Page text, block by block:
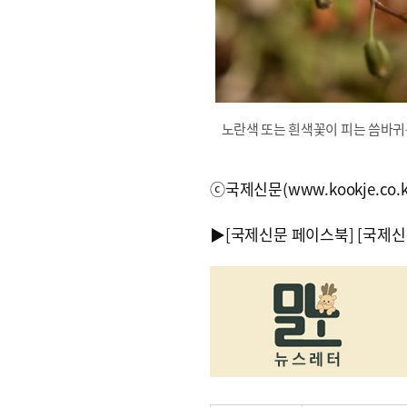
노란색 또는 흰색꽃이 피는 씀바
ⓒ국제신문
▶[국제신문 페이스북] [국제